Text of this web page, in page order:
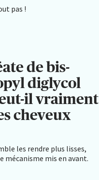
pas !
de bis-
diglycol
il vraiment
cheveux
les rendre plus lisses,
mécanisme mis en avant.